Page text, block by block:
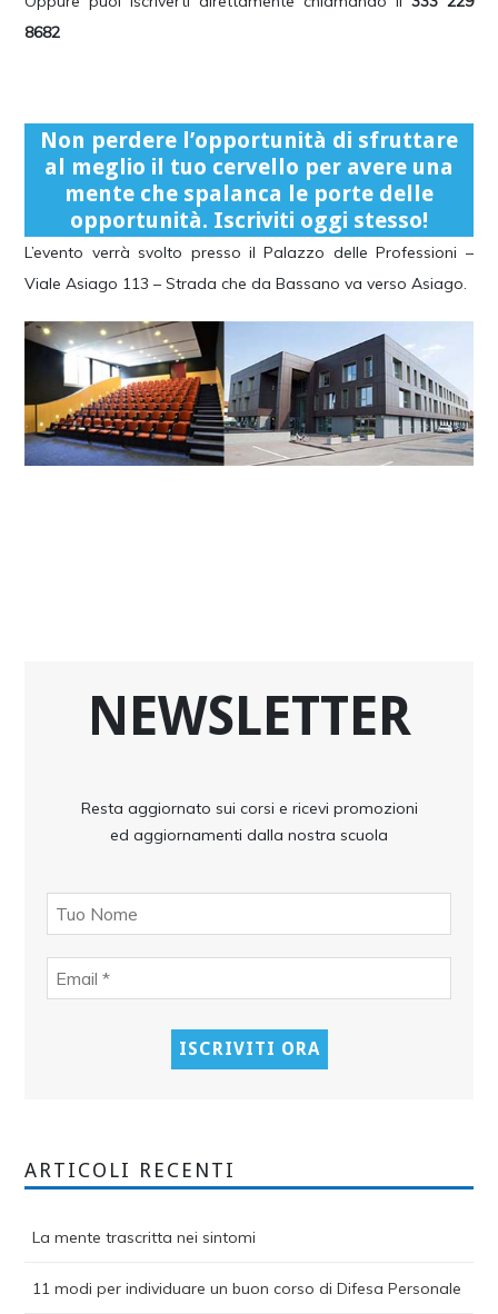
8682
Non perdere l’opportunità di sfruttare
al meglio il tuo cervello per avere una
mente che spalanca le porte delle
opportunità. Iscriviti oggi stesso!
L’evento verrà svolto presso il Palazzo delle Professioni –
Viale Asiago 113 – Strada che da Bassano va verso Asiago.
NEWSLETTER
Resta aggiornato sui corsi e ricevi promozioni
ed aggiornamenti dalla nostra scuola
ARTICOLI RECENTI
La mente trascritta nei sintomi
11 modi per individuare un buon corso di Difesa Personale